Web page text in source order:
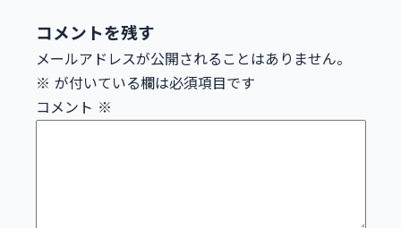
コメントを残す
メールアドレスが公開されることはありません。
※ が付いている欄は必須項目です
コメント ※